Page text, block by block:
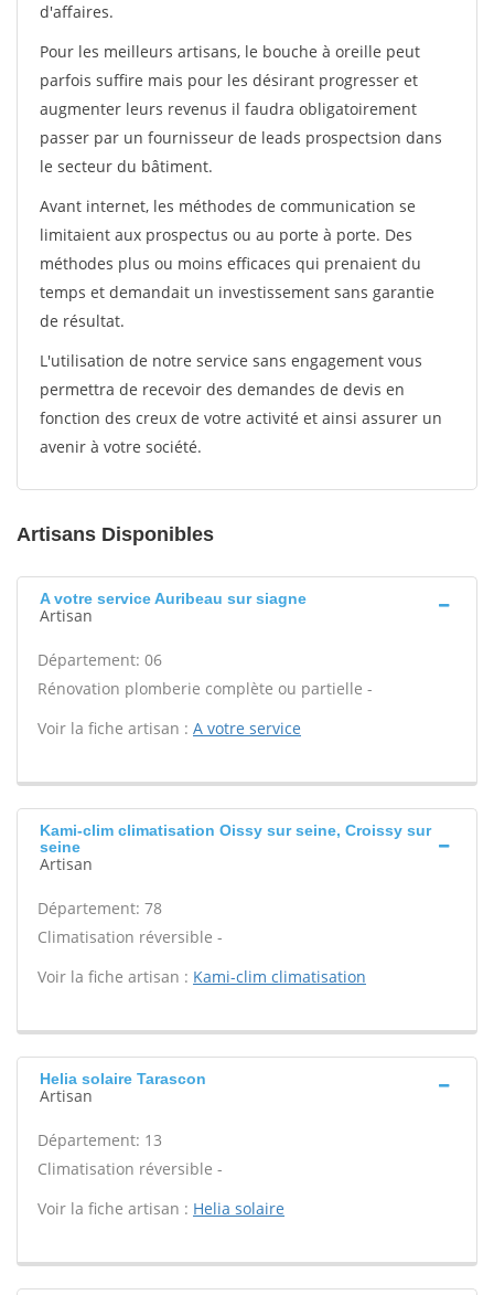
d'affaires.
Pour les meilleurs artisans, le bouche à oreille peut
parfois suffire mais pour les désirant progresser et
augmenter leurs revenus il faudra obligatoirement
passer par un fournisseur de leads prospectsion dans
le secteur du bâtiment.
Avant internet, les méthodes de communication se
limitaient aux prospectus ou au porte à porte. Des
méthodes plus ou moins efficaces qui prenaient du
temps et demandait un investissement sans garantie
de résultat.
L'utilisation de notre service sans engagement vous
permettra de recevoir des demandes de devis en
fonction des creux de votre activité et ainsi assurer un
avenir à votre société.
Artisans Disponibles
A votre service Auribeau sur siagne
Artisan
Département: 06
Rénovation plomberie complète ou partielle -
Voir la fiche artisan : A votre service
Kami-clim climatisation Oissy sur seine, Croissy sur
seine
Artisan
Département: 78
Climatisation réversible -
Voir la fiche artisan : Kami-clim climatisation
Helia solaire Tarascon
Artisan
Département: 13
Climatisation réversible -
Voir la fiche artisan : Helia solaire